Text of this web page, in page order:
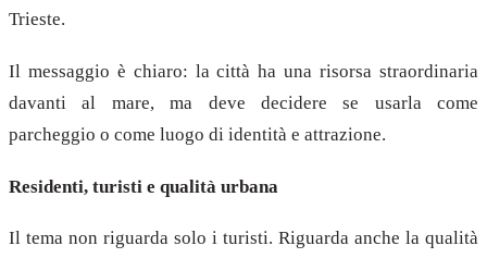
Trieste.
Il messaggio è chiaro: la città ha una risorsa straordinaria
davanti al mare, ma deve decidere se usarla come
parcheggio o come luogo di identità e attrazione.
Residenti, turisti e qualità urbana
Il tema non riguarda solo i turisti. Riguarda anche la qualità